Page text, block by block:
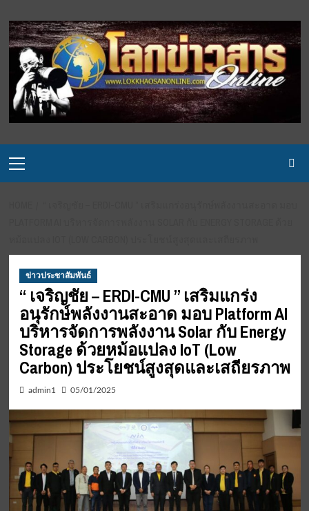
to
content
Menu
ข่าวประชาสัมพันธ์
“ เจริญชัย – ERDI-CMU ” เสริมแกร่ง
อนุรักษ์พลังงานสะอาด มอบ Platform AI
บริหารจัดการพลังงาน Solar กับ Energy
Storage ด้วยหม้อแปลง IoT (Low
Carbon) ประโยชน์สูงสุดและเสถียรภาพ
admin1 05/01/2025